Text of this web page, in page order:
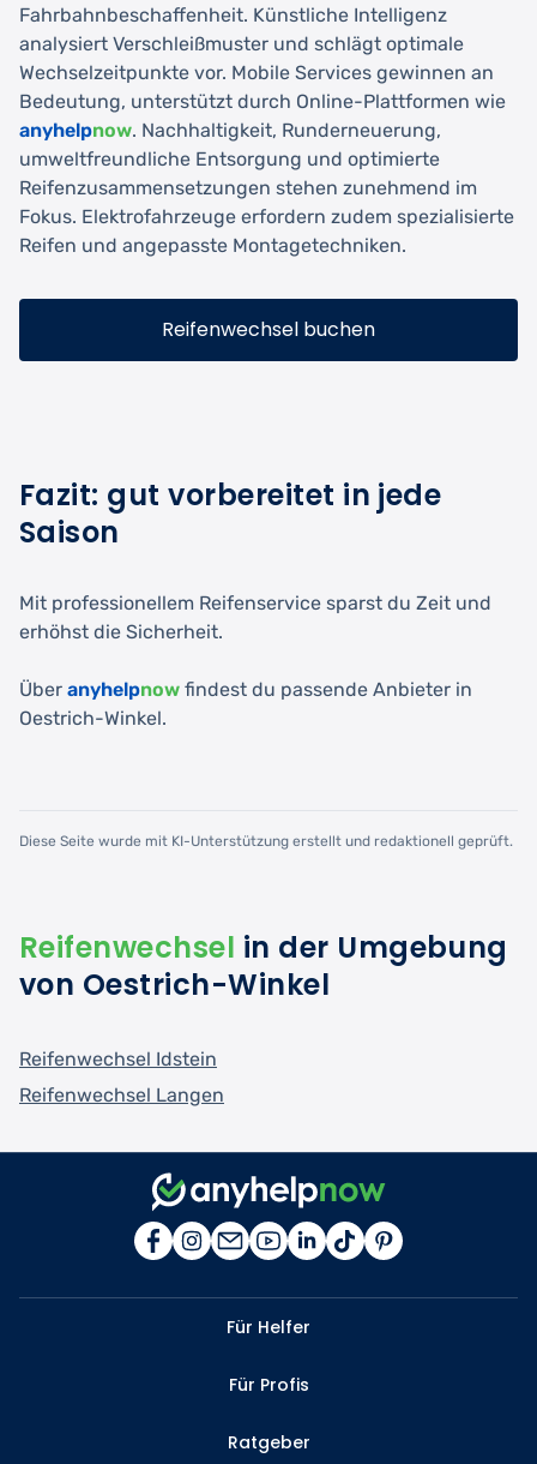
Fahrbahnbeschaffenheit. Künstliche Intelligenz
analysiert Verschleißmuster und schlägt optimale
Wechselzeitpunkte vor. Mobile Services gewinnen an
Bedeutung, unterstützt durch Online-Plattformen wie
anyhelpnow. Nachhaltigkeit, Runderneuerung,
umweltfreundliche Entsorgung und optimierte
Reifenzusammensetzungen stehen zunehmend im
Fokus. Elektrofahrzeuge erfordern zudem spezialisierte
Reifen und angepasste Montagetechniken.
Reifenwechsel buchen
Fazit: gut vorbereitet in jede
Saison
Mit professionellem Reifenservice sparst du Zeit und
erhöhst die Sicherheit.
Über anyhelpnow findest du passende Anbieter in
Oestrich-Winkel.
Diese Seite wurde mit KI-Unterstützung erstellt und redaktionell geprüft.
Reifenwechsel in der Umgebung
von Oestrich-Winkel
Reifenwechsel Idstein
Reifenwechsel Langen
Für Helfer
Für Profis
Ratgeber